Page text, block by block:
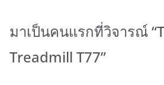
มาเป็นคนแรกที่วิจารณ์
Treadmill T77”